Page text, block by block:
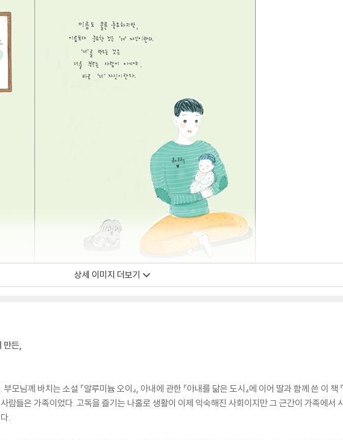
상세 이미지 더보기
만든,
모님께 바치는 소설 『알루미늄 오이』, 아내에 관한 『아내를 닮은 도시』에 이어 딸과 함께 쓴 이 책
람들은 가족이었다. 고독을 즐기는 나홀로 생활이 이제 익숙해진 사회이지만 그 근간이 가족에서
.